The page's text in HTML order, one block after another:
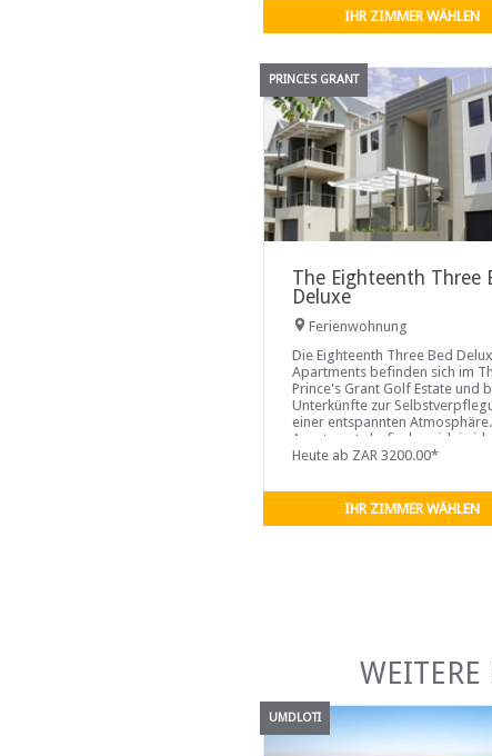
IHR ZIMMER WÄHLEN
PRINCES GRANT
The Eighteenth Three
Deluxe
Ferienwohnung
Die Eighteenth Three Bed
Apartments befinden sich im
Prince's Grant Golf Estate und
Unterkünfte zur
einer entspannten
Apartments befinden sich in
Lage neben dem Pool, den
Grant Club House und das
Grant Club House sind ebenfalls
Fuß erreichbar Der Strand ist
Heute ab ZAR 3200.00*
IHR ZIMMER WÄHLEN
WEITERE
UMDLOTI